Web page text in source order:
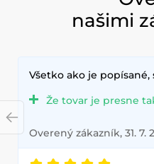
našimi
Všetko ako je
Že tovar je presne
Overený zákazník, 31. 7.